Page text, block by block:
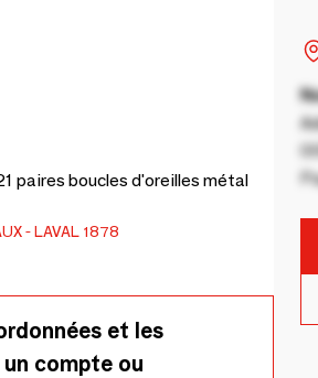
paires boucles d'oreilles métal
LAVAL 1878
et les
compte ou